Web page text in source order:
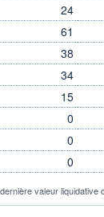
24
61
38
34
15
0
0
0
valeur liquidative